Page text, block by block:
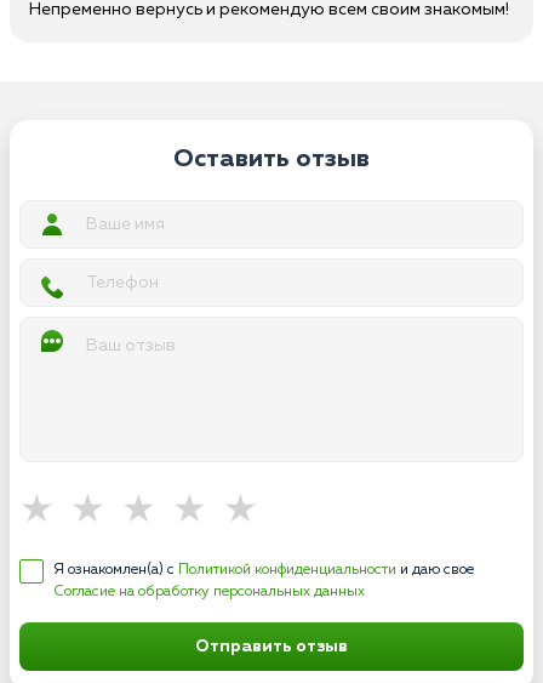
Непременно вернусь и рекомендую всем своим знакомым!
Оставить отзыв
Я ознакомлен(а) с Политикой конфиденциальности и даю свое
Согласие на обработку персональных данных
Отправить отзыв